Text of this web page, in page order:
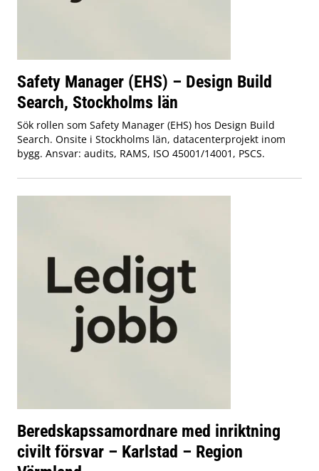
Safety Manager (EHS) – Design Build
Search, Stockholms län
Sök rollen som Safety Manager (EHS) hos Design Build
Search. Onsite i Stockholms län, datacenterprojekt inom
bygg. Ansvar: audits, RAMS, ISO 45001/14001, PSCS.
Beredskapssamordnare med inriktning
civilt försvar – Karlstad – Region